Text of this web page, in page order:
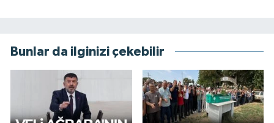
Bunlar da ilginizi çekebilir